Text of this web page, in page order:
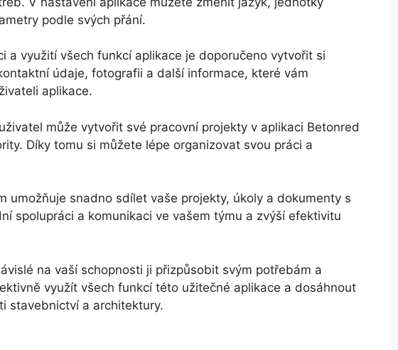
podle svých přání.
a využití všech funkcí aplikace je doporučeno vytvořit si
údaje, fotografii a další informace, které vám
aplikace.
může vytvořit své pracovní projekty v aplikaci Betonred
Díky tomu si můžete lépe organizovat svou práci a
umožňuje snadno sdílet vaše projekty, úkoly a dokumenty s
spolupráci a komunikaci ve vašem týmu a zvýší efektivitu
na vaší schopnosti ji přizpůsobit svým potřebám a
využít všech funkcí této užitečné aplikace a dosáhnout
stavebnictví a architektury.